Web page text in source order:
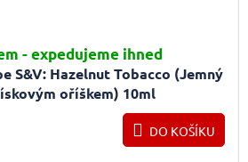
S&V: Hazelnut Tobacco (Jemný
oříškem) 10ml
- expedujeme ihned
DO KOŠÍKU